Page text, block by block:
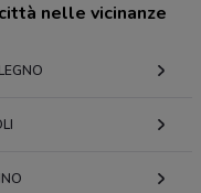
nelle vicinanze